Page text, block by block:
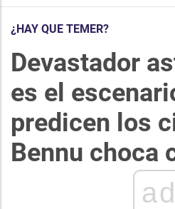
¿HAY QUE TEMER?
Devastador
es el
predicen los
Bennu choca
ad